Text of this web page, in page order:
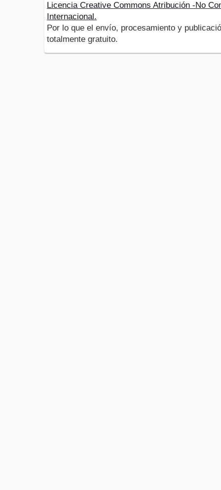
Licencia Creative Commons Atribución -No
Internacional.
Por lo que el envío, procesamiento y
totalmente gratuito.